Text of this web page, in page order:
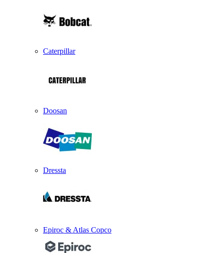
Caterpillar
Doosan
Dressta
Epiroc & Atlas Copco